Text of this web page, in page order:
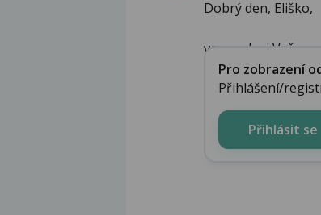
Dobrý den, Eliško,
ve snech si Vaše
Pro zobrazení
Přihlášení/
Přihlásit se